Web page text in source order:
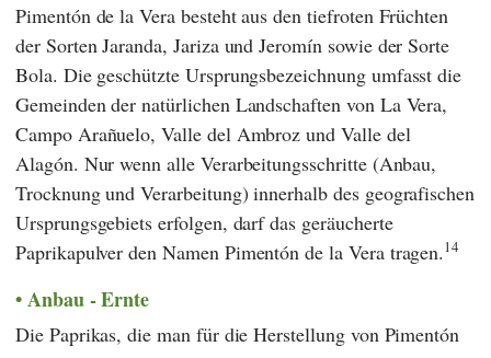
Pimentón de la Vera besteht aus den tiefroten Früchten
der Sorten Jaranda, Jariza und Jeromín sowie der Sorte
Bola. Die geschützte Ursprungsbezeichnung umfasst die
Gemeinden der natürlichen Landschaften von La Vera,
Campo Arañuelo, Valle del Ambroz und Valle del
Alagón. Nur wenn alle Verarbeitungsschritte (Anbau,
Trocknung und Verarbeitung) innerhalb des geografischen
Ursprungsgebiets erfolgen, darf das geräucherte
Paprikapulver den Namen Pimentón de la Vera tragen.14
Anbau - Ernte
Die Paprikas, die man für die Herstellung von Pimentón